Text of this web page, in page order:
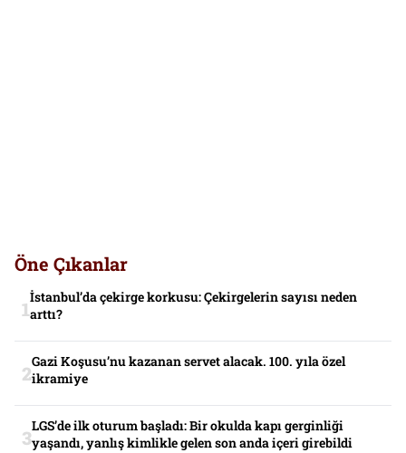
Öne Çıkanlar
İstanbul’da çekirge korkusu: Çekirgelerin sayısı neden
arttı?
Gazi Koşusu’nu kazanan servet alacak. 100. yıla özel
ikramiye
LGS’de ilk oturum başladı: Bir okulda kapı gerginliği
yaşandı, yanlış kimlikle gelen son anda içeri girebildi